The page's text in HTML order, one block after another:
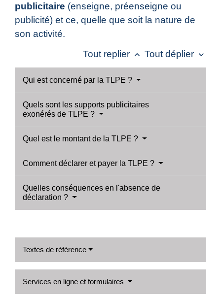
publicitaire (enseigne, préenseigne ou
publicité) et ce, quelle que soit la nature de
son activité.
Tout replier keyboard_arrow_up Tout déplier keyboard_arrow_down
Qui est concerné par la TLPE ?
Quels sont les supports publicitaires
exonérés de TLPE ?
Quel est le montant de la TLPE ?
Comment déclarer et payer la TLPE ?
Quelles conséquences en l'absence de
déclaration ?
Textes de référence
Services en ligne et formulaires